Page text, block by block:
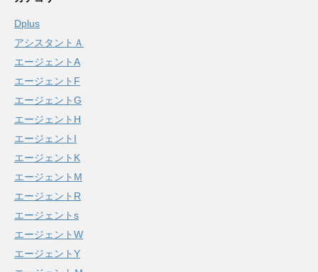
Dplus
アシスタントＡ
エージェントA
エージェントF
エージェントG
エージェントH
エージェントI
エージェントK
エージェントM
エージェントR
エージェントs
エージェントW
エージェントY